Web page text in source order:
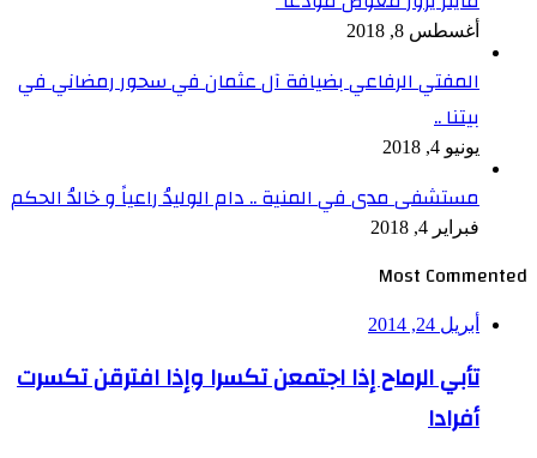
أغسطس 8, 2018
المفتي الرفاعي بضيافة آل عثمان في سحور رمضاني في
بيتنا ..
يونيو 4, 2018
مستشفى مدى في المنية .. دام الوليدُ راعياً و خالدُ الحكم
فبراير 4, 2018
Most Commented
أبريل 24, 2014
تأبي الرماح إذا اجتمعن تكسرا وإذا افترقن تكسرت
أفرادا